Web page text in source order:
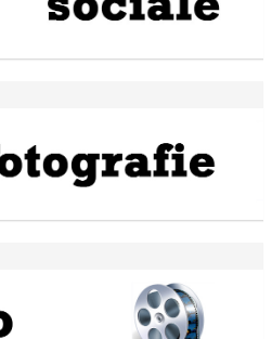
valorizzi le nostre specificità"